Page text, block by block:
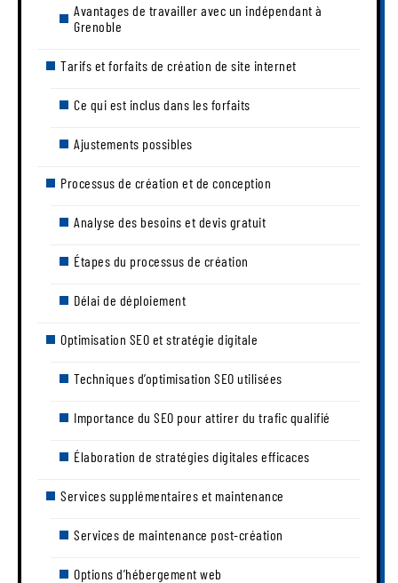
Avantages de travailler avec un indépendant à
Grenoble
Tarifs et forfaits de création de site internet
Ce qui est inclus dans les forfaits
Ajustements possibles
Processus de création et de conception
Analyse des besoins et devis gratuit
Étapes du processus de création
Délai de déploiement
Optimisation SEO et stratégie digitale
Techniques d’optimisation SEO utilisées
Importance du SEO pour attirer du trafic qualifié
Élaboration de stratégies digitales efficaces
Services supplémentaires et maintenance
Services de maintenance post-création
Options d’hébergement web